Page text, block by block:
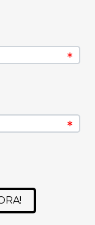
legal
de ser
seus dados
sobre si; e
tratamento